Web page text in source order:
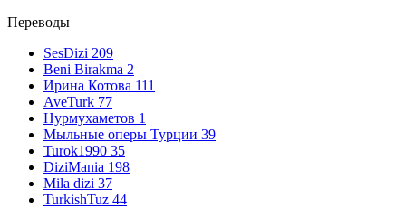
Переводы
SesDizi 209
Beni Birakma 2
Ирина Котова 111
AveTurk 77
Нурмухаметов 1
Мыльные оперы Турции 39
Turok1990 35
DiziMania 198
Mila dizi 37
TurkishTuz 44